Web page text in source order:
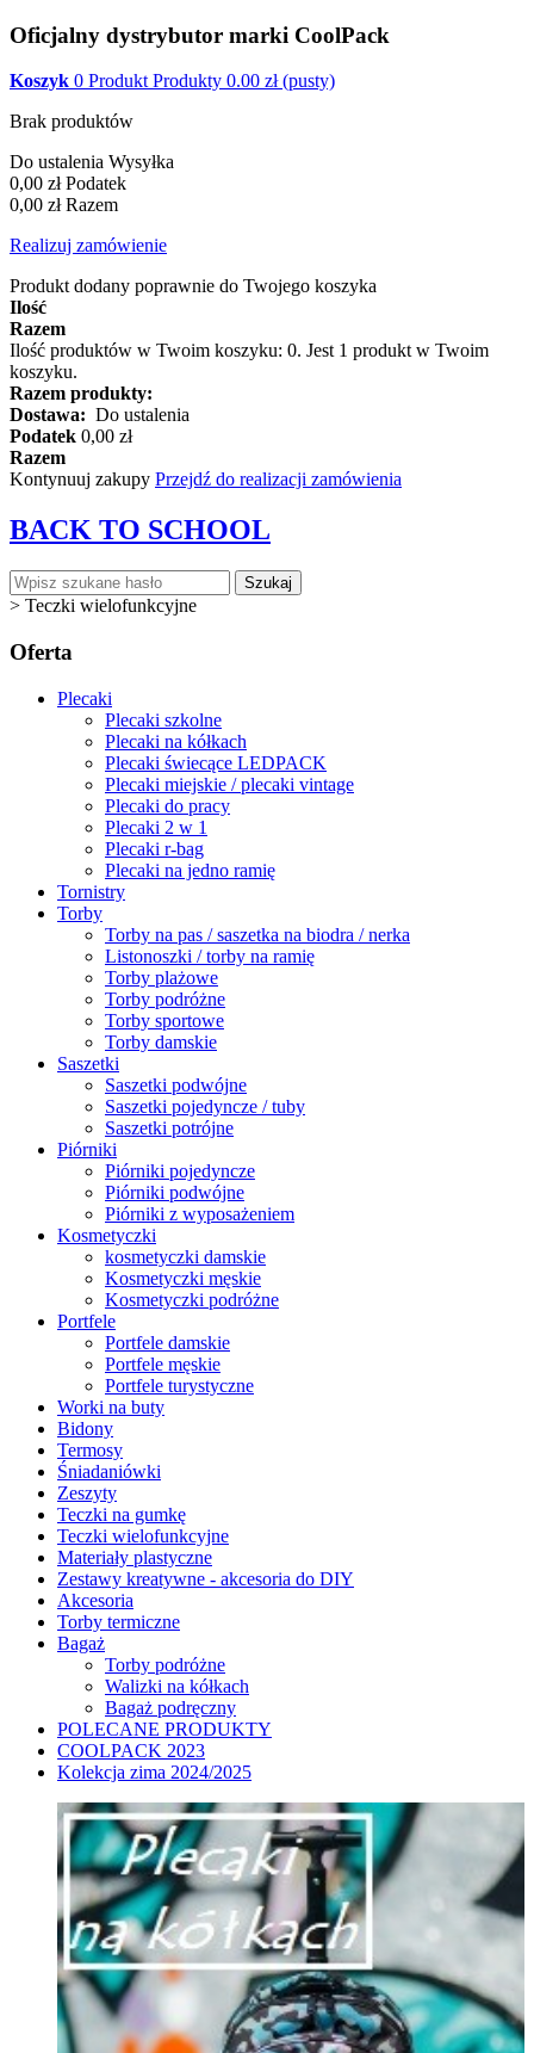
Oficjalny dystrybutor marki CoolPack
Koszyk 0 Produkt Produkty 0.00 zł (pusty)
Brak produktów
Do ustalenia Wysyłka
0,00 zł Podatek
0,00 zł Razem
Realizuj zamówienie
Produkt dodany poprawnie do Twojego koszyka
Ilość
Razem
Ilość produktów w Twoim koszyku: 0. Jest 1 produkt w Twoim
koszyku.
Razem produkty:
Dostawa: Do ustalenia
Podatek 0,00 zł
Razem
Kontynuuj zakupy Przejdź do realizacji zamówienia
BACK TO SCHOOL
Szukaj
> Teczki wielofunkcyjne
Oferta
Plecaki
Plecaki szkolne
Plecaki na kółkach
Plecaki świecące LEDPACK
Plecaki miejskie / plecaki vintage
Plecaki do pracy
Plecaki 2 w 1
Plecaki r-bag
Plecaki na jedno ramię
Tornistry
Torby
Torby na pas / saszetka na biodra / nerka
Listonoszki / torby na ramię
Torby plażowe
Torby podróżne
Torby sportowe
Torby damskie
Saszetki
Saszetki podwójne
Saszetki pojedyncze / tuby
Saszetki potrójne
Piórniki
Piórniki pojedyncze
Piórniki podwójne
Piórniki z wyposażeniem
Kosmetyczki
kosmetyczki damskie
Kosmetyczki męskie
Kosmetyczki podróżne
Portfele
Portfele damskie
Portfele męskie
Portfele turystyczne
Worki na buty
Bidony
Termosy
Śniadaniówki
Zeszyty
Teczki na gumkę
Teczki wielofunkcyjne
Materiały plastyczne
Zestawy kreatywne - akcesoria do DIY
Akcesoria
Torby termiczne
Bagaż
Torby podróżne
Walizki na kółkach
Bagaż podręczny
POLECANE PRODUKTY
COOLPACK 2023
Kolekcja zima 2024/2025